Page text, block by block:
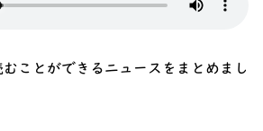
ことができるニュースをまとめまし